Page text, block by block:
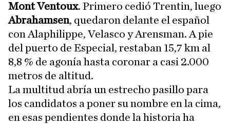
Mont Ventoux. Primero cedió Trentin, luego
Abrahamsen, quedaron delante el español
con Alaphilippe, Velasco y Arensman. A pie
del puerto de Especial, restaban 15,7 km al
8,8 % de agonía hasta coronar a casi 2.000
metros de altitud.
La multitud abría un estrecho pasillo para
los candidatos a poner su nombre en la cima,
en esas pendientes donde la historia ha